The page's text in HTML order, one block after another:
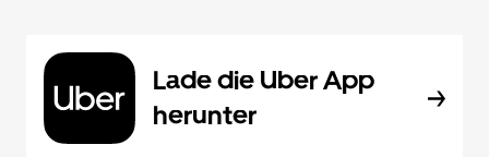
Lade die Uber App
herunter